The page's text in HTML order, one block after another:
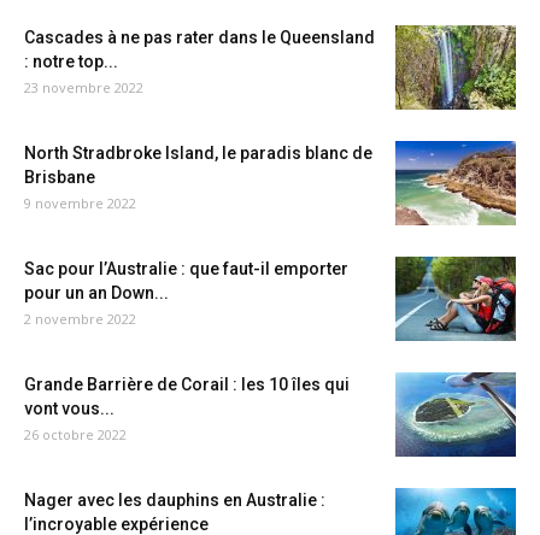
Cascades à ne pas rater dans le Queensland
: notre top...
23 novembre 2022
North Stradbroke Island, le paradis blanc de
Brisbane
9 novembre 2022
Sac pour l’Australie : que faut-il emporter
pour un an Down...
2 novembre 2022
Grande Barrière de Corail : les 10 îles qui
vont vous...
26 octobre 2022
Nager avec les dauphins en Australie :
l’incroyable expérience